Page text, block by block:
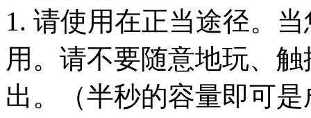
1. 请使用在正当途径。
用。请不要随意地玩、
出。（半秒的容量即可